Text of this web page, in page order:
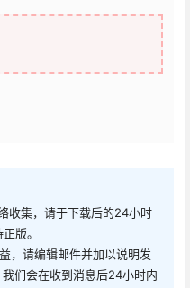
收集，请于下载后的24小时
版。
，请编辑邮件并加以说明发
们会在收到消息后24小时内